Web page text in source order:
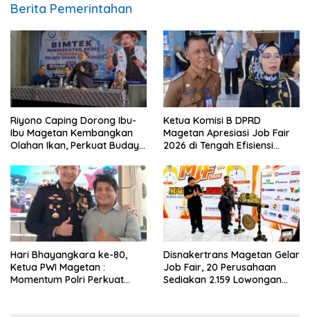
Berita Pemerintahan
Riyono Caping Dorong Ibu-
Ibu Magetan Kembangkan
Olahan Ikan, Perkuat Budaya
Ketua Komisi B DPRD
Magetan Apresiasi Job Fair
2026 di Tengah Efisiensi
Hari Bhayangkara ke-80,
Ketua PWI Magetan :
Momentum Polri Perkuat
Disnakertrans Magetan Gelar
Job Fair, 20 Perusahaan
Sediakan 2.159 Lowongan